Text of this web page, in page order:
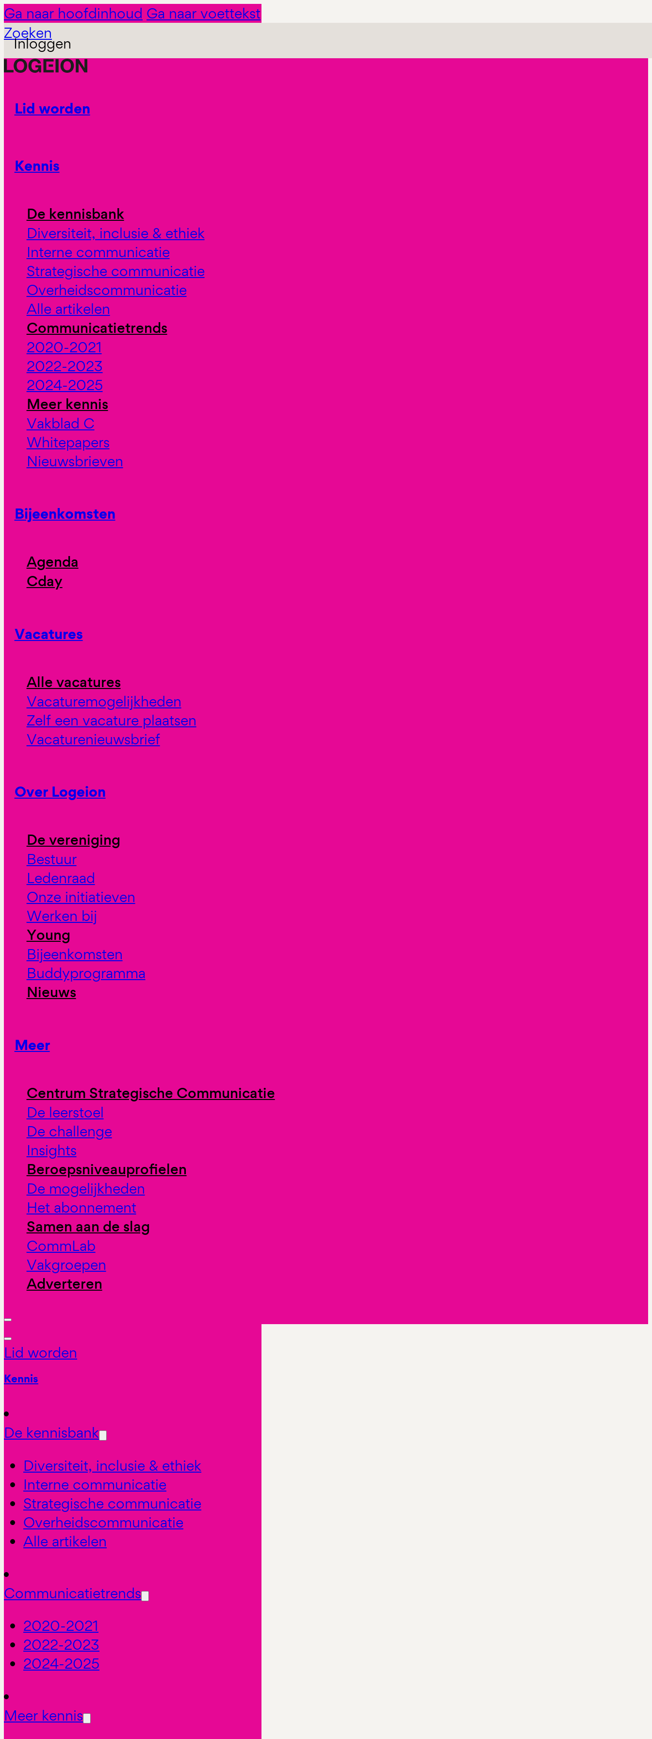
Ga naar hoofdinhoud Ga naar voettekst
Zoeken
Inloggen
Lid worden
Kennis
De kennisbank
Diversiteit, inclusie & ethiek
Interne communicatie
Strategische communicatie
Overheidscommunicatie
Alle artikelen
Communicatietrends
2020-2021
2022-2023
2024-2025
Meer kennis
Vakblad C
Whitepapers
Nieuwsbrieven
Bijeenkomsten
Agenda
Cday
Vacatures
Alle vacatures
Vacaturemogelijkheden
Zelf een vacature plaatsen
Vacaturenieuwsbrief
Over Logeion
De vereniging
Bestuur
Ledenraad
Onze initiatieven
Werken bij
Young
Bijeenkomsten
Buddyprogramma
Nieuws
Meer
Centrum Strategische Communicatie
De leerstoel
De challenge
Insights
Beroepsniveauprofielen
De mogelijkheden
Het abonnement
Samen aan de slag
CommLab
Vakgroepen
Adverteren
Lid worden
Kennis
De kennisbank
Diversiteit, inclusie & ethiek
Interne communicatie
Strategische communicatie
Overheidscommunicatie
Alle artikelen
Communicatietrends
2020-2021
2022-2023
2024-2025
Meer kennis